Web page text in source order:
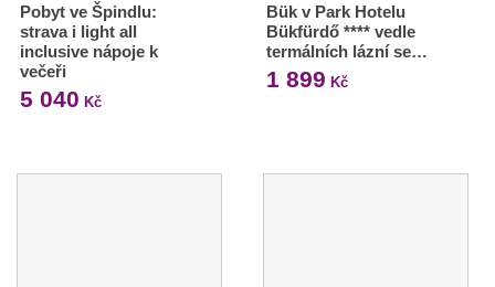
Pobyt ve Špindlu:
strava i light all
inclusive nápoje k
večeři
5 040 Kč
Bük v Park Hotelu
Bükfürdő **** vedle
termálních lázní se…
1 899 Kč